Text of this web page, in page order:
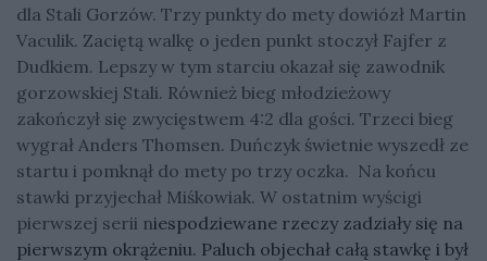
dla Stali Gorzów. Trzy punkty do mety dowiózł Martin
Vaculik. Zaciętą walkę o jeden punkt stoczył Fajfer z
Dudkiem. Lepszy w tym starciu okazał się zawodnik
gorzowskiej Stali. Również bieg młodzieżowy
zakończył się zwycięstwem 4:2 dla gości. Trzeci bieg
wygrał Anders Thomsen. Duńczyk świetnie wyszedł ze
startu i pomknął do mety po trzy oczka. Na końcu
stawki przyjechał Miśkowiak. W ostatnim wyścigi
pierwszej serii niespodziewane rzeczy zadziały się na
pierwszym okrążeniu. Paluch objechał całą stawkę i był